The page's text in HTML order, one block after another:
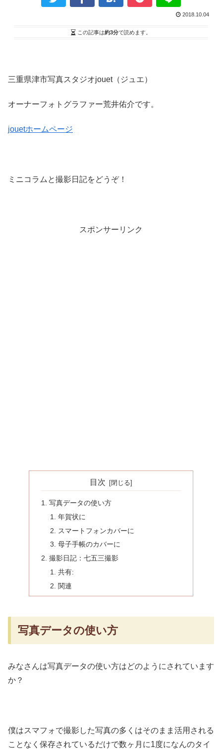
2018.10.04
この記事は約3分で読めます。
三重県津市写真スタジオjouet（ジュエ）
オーナーフォトグラファー荒井佑介です。
jouetホームページ
ミニコラムと撮影日記をどうぞ！
スポンサーリンク
目次
写真データの使い方
年賀状に
スマートフォンカバーに
母子手帳のカバーに
撮影日記：七五三撮影
共有:
関連
写真データの使い方
みなさんは写真データの使い方はどのようにされています
か？
僕はスマフォで撮影した写真の多くはそのまま活用される
ことなく保存されているだけで数ヶ月に1度になんのタイ